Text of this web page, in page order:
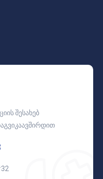
შესახებ